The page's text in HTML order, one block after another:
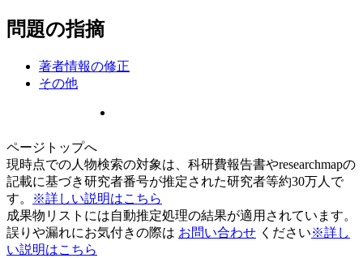
問題の指摘
著者情報の修正
その他
ページトップへ
現時点での人物検索の対象は、科研費報告書やresearchmapの
記載に基づき研究者番号が推定された研究者等約30万人で
す。
※詳しい説明はこちら
成果物リストには自動推定処理の結果が適用されています。
誤りや漏れにお気付きの際は お問い合わせ ください※詳し
い説明はこちら